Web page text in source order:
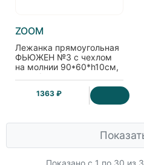
ZOOM
Лежанка прямоугольная
ФЬЮЖЕН №3 с чехлом
на молнии 90*60*h10см,
жираф
1363 ₽